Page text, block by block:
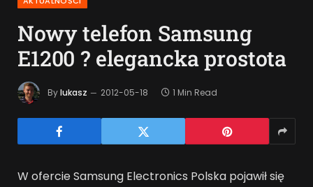
Nowy telefon Samsung
E1200 ? elegancka prostota
Bylukasz 2012-05-18 1 Min Read
W ofercie Samsung Electronics Polska pojawił się